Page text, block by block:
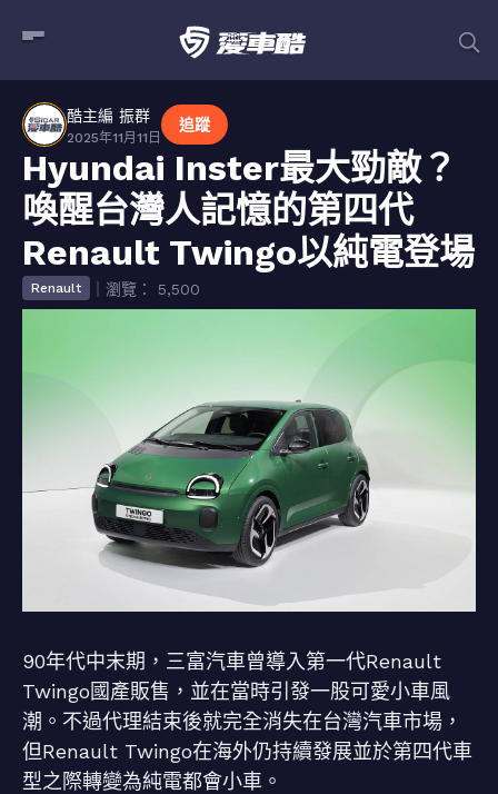
酷主編 振群
2025年11月11日
追蹤
Hyundai Inster最大勁敵？
喚醒台灣人記憶的第四代
Renault Twingo以純電登場
Renault ｜瀏覽： 5,500
90年代中末期，三富汽車曾導入第一代Renault
Twingo國產販售，並在當時引發一股可愛小車風
潮。不過代理結束後就完全消失在台灣汽車市場，
但Renault Twingo在海外仍持續發展並於第四代車
型之際轉變為純電都會小車。